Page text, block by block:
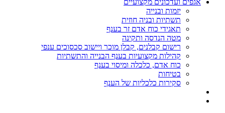
אגפים ועדכונים מקצועיים
יזמות ובנייה
תשתיות ובניה חוזית
תאגידי כוח אדם זר בענף
מטה הנדסה ותקינה
רישום קבלנים, קבלן מוכר ויישוב סכסוכים ענפי
קהילות מקצועיות בענף הבנייה והתשתיות
כוח אדם, כלכלה ומיסוי בענף
בטיחות
סקירות כלכליות של הענף